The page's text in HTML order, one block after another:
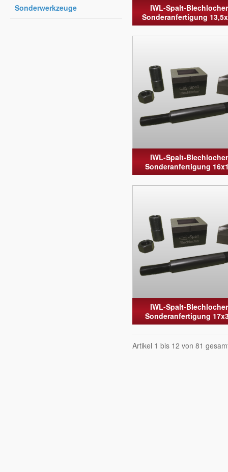
IWL-Spalt-Blechlocher
Sonderanfertigung
IWL-Spalt-Blechlocher
Sonderanfertigung
IWL-Spalt-Blechlocher
Sonderanfertigung
Artikel 1 bis 12 von 81
Sonderwerkzeuge